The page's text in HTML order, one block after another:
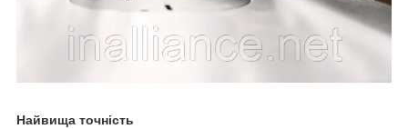
Найвища точність